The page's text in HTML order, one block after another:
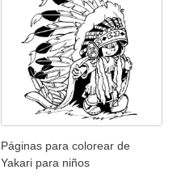
Páginas para colorear de
Yakari para niños